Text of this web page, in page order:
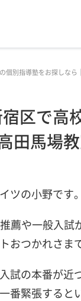
個別指導塾をお探しなら
区で高
田馬場
ツの小野です。
薦や一般入試
おつかれさま
試の本番が近
番緊張すると